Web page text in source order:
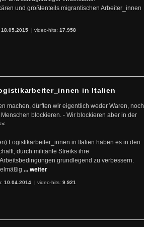
und größtenteils migrantischen Arbeiter_innen
18.05.2015 | video-hits: 17.958
in Italien
machen, dürften wir eigentlich weder Waren, noch
blockieren. - Wir blockieren aber in der
Logistikarbeiter_innen in Italien haben es in den
durch militante Streiks ihre
grundlegend zu verbessern.
... weiter
10.04.2014 | video-hits: 9.921